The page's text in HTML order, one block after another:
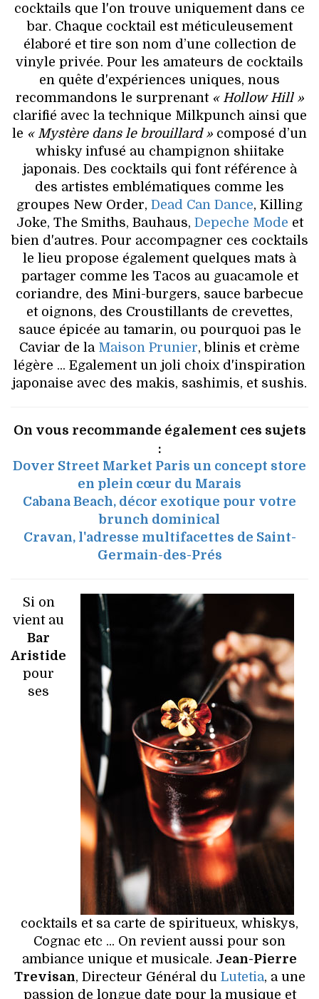
cocktails que l'on trouve uniquement dans ce
bar. Chaque cocktail est méticuleusement
élaboré et tire son nom d’une collection de
vinyle privée. Pour les amateurs de cocktails
en quête d'expériences uniques, nous
recommandons le surprenant « Hollow Hill »
clarifié avec la technique Milkpunch ainsi que
le « Mystère dans le brouillard » composé d’un
whisky infusé au champignon shiitake
japonais. Des cocktails qui font référence à
des artistes emblématiques comme les
groupes New Order, Dead Can Dance, Killing
Joke, The Smiths, Bauhaus, Depeche Mode et
bien d'autres. Pour accompagner ces cocktails
le lieu propose également quelques mats à
partager comme les Tacos au guacamole et
coriandre, des Mini-burgers, sauce barbecue
et oignons, des Croustillants de crevettes,
sauce épicée au tamarin, ou pourquoi pas le
Caviar de la Maison Prunier, blinis et crème
légère ... Egalement un joli choix d'inspiration
japonaise avec des makis, sashimis, et sushis.
On vous recommande également ces sujets
:
Dover Street Market Paris un concept store
en plein cœur du Marais
Cabana Beach, décor exotique pour votre
brunch dominical
Cravan, l'adresse multifacettes de Saint-
Germain-des-Prés
Si on
vient au
Bar
Aristide
pour
ses
cocktails et sa carte de spiritueux, whiskys,
Cognac etc ... On revient aussi pour son
ambiance unique et musicale. Jean-Pierre
Trevisan, Directeur Général du Lutetia, a une
passion de longue date pour la musique et